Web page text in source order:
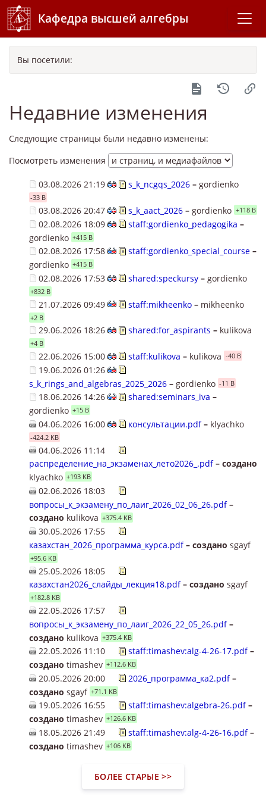
Кафедра высшей алгебры
Вы посетили:
Недавние изменения
Следующие страницы были недавно изменены:
Посмотреть изменения
03.08.2026 21:19 s_k_ncgqs_2026 –gordienko
-33 B
03.08.2026 20:47 s_k_aact_2026 –gordienko +118 B
02.08.2026 18:09 staff:gordienko_pedagogika –
gordienko +415 B
02.08.2026 17:58 staff:gordienko_special_course –
gordienko +415 B
02.08.2026 17:53 shared:speckursy – gordienko
+832 B
21.07.2026 09:49 staff:mikheenko – mikheenko
+2 B
29.06.2026 18:26 shared:for_aspirants – kulikova
+4 B
22.06.2026 15:00 staff:kulikova – kulikova -40 B
19.06.2026 01:26
s_k_rings_and_algebras_2025_2026– gordienko -11 B
18.06.2026 14:26 shared:seminars_iva –
gordienko +15 B
04.06.2026 16:00 консультации.pdf – klyachko
-424.2 KB
04.06.2026 11:14
распределение_на_экзаменах_лето2026_.pdf – создано
klyachko +193 KB
02.06.2026 18:03
вопросы_к_экзамену_по_лаиг_2026_02_06_26.pdf –
создано kulikova +375.4 KB
30.05.2026 17:55
казахстан_2026_программа_курса.pdf – создано sgayf
+95.6 KB
25.05.2026 18:05
казахстан2026_слайды_лекция18.pdf – создано sgayf
+182.8 KB
22.05.2026 17:57
вопросы_к_экзамену_по_лаиг_2026_22_05_26.pdf –
создано kulikova +375.4 KB
22.05.2026 11:10 staff:timashev:alg-4-26-17.pdf –
создано timashev +112.6 KB
20.05.2026 20:00 2026_программа_ка2.pdf –
создано sgayf +71.1 KB
19.05.2026 16:55 staff:timashev:algebra-26.pdf –
создано timashev +126.6 KB
18.05.2026 21:49 staff:timashev:alg-4-26-16.pdf –
создано timashev +106 KB
БОЛЕЕ СТАРЫЕ >>